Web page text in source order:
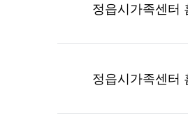
정읍시가족센터
정읍시가족센터